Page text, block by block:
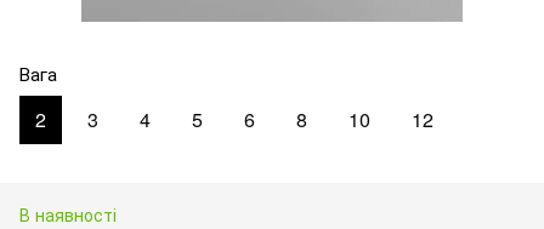
Вага
2 3 4 5 6 8 10 12
В наявності